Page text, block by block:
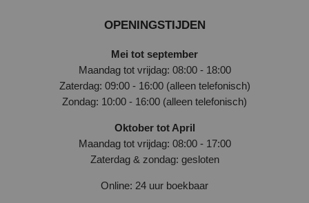
OPENINGSTIJDEN
Mei tot september
Maandag tot vrijdag: 08:00 - 18:00
Zaterdag: 09:00 - 16:00 (alleen telefonisch)
Zondag: 10:00 - 16:00 (alleen telefonisch)
Oktober tot April
Maandag tot vrijdag: 08:00 - 17:00
Zaterdag & zondag: gesloten
Online: 24 uur boekbaar